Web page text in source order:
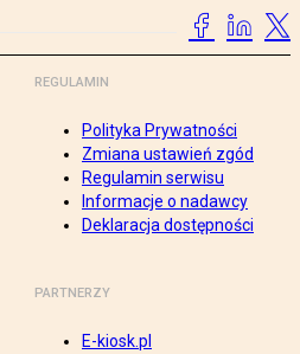
REGULAMIN
Polityka Prywatności
Zmiana ustawień zgód
Regulamin serwisu
Informacje o nadawcy
Deklaracja dostępności
PARTNERZY
E-kiosk.pl